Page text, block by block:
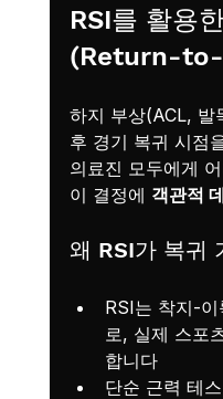
RSI를 활용
(Return-
하지 부상(ACL, 발
후 경기 복귀 시점
의료진 모두에게
이 결정에 객관적
왜 RSI가 복귀
RSI는 착지-
로, 실제 스포
합니다
단순 근력 테